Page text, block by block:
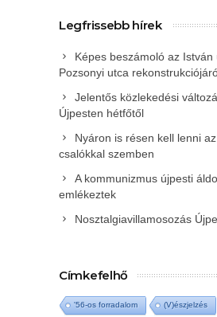
Legfrissebb hírek
Képes beszámoló az István
Pozsonyi utca
Jelentős közlekedési
Újpesten hétfőtől
Nyáron is résen kell lenni
csalókkal szemben
A kommunizmus újpesti
emlékeztek
Nosztalgiavillamosozás
Címkefelhő
'56-os forradalom (V)észjelzés